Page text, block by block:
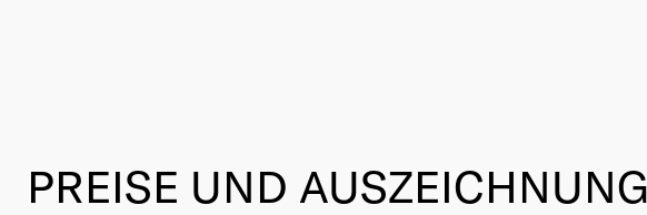
PREISE UND